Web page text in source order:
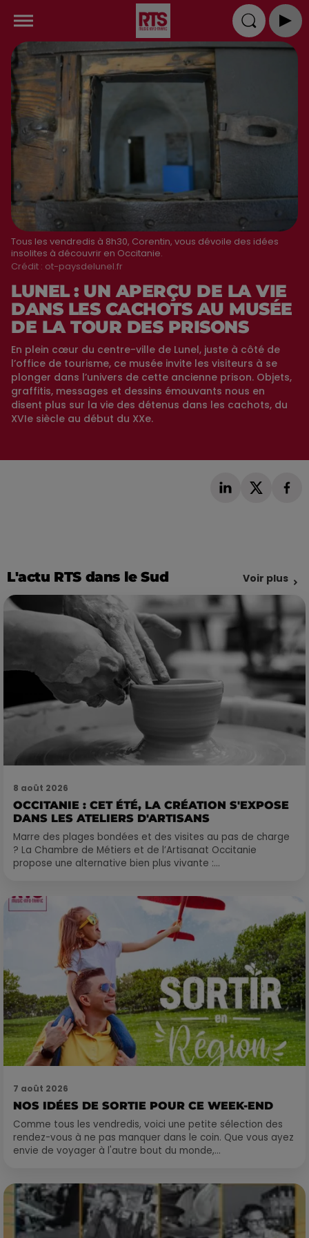
Tous les vendredis à 8h30, Corentin, vous dévoile des idées
insolites à découvrir en Occitanie.
Crédit : ot-paysdelunel.fr
LUNEL : UN APERÇU DE LA VIE
DANS LES CACHOTS AU MUSÉE
DE LA TOUR DES PRISONS
En plein cœur du centre-ville de Lunel, juste à côté de
l’office de tourisme, ce musée invite les visiteurs à se
plonger dans l’univers de cette ancienne prison. Objets,
graffitis, messages et dessins émouvants nous en
disent plus sur la vie des détenus dans les cachots, du
XVIe siècle au début du XXe.
L'actu RTS dans le Sud Voir plus
8 août 2026
OCCITANIE : CET ÉTÉ, LA CRÉATION S'EXPOSE
DANS LES ATELIERS D'ARTISANS
Marre des plages bondées et des visites au pas de charge
? La Chambre de Métiers et de l’Artisanat Occitanie
propose une alternative bien plus vivante :...
7 août 2026
NOS IDÉES DE SORTIE POUR CE WEEK-END
Comme tous les vendredis, voici une petite sélection des
rendez-vous à ne pas manquer dans le coin. Que vous ayez
envie de voyager à l'autre bout du monde,...